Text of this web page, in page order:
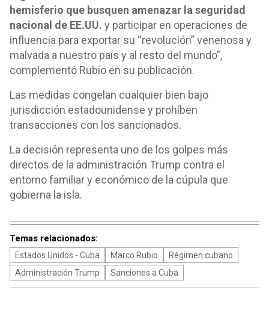
hemisferio que busquen amenazar la seguridad
nacional de EE.UU. y participar en operaciones de
influencia para exportar su “revolución” venenosa y
malvada a nuestro país y al resto del mundo”,
complementó Rubio en su publicación.
Las medidas congelan cualquier bien bajo
jurisdicción estadounidense y prohíben
transacciones con los sancionados.
La decisión representa uno de los golpes más
directos de la administración Trump contra el
entorno familiar y económico de la cúpula que
gobierna la isla.
Temas relacionados:
Estados Unidos - Cuba Marco Rubio
Régimen cubano
Administración Trump
Sanciones a Cuba